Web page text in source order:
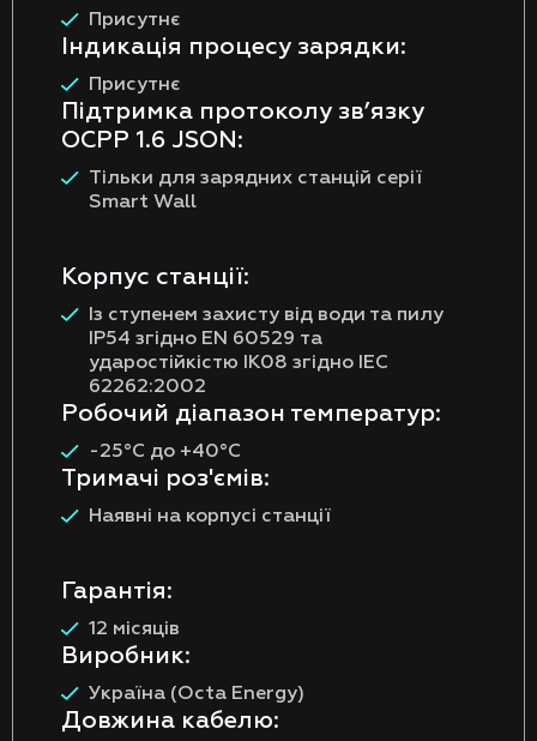
Присутнє
Індикація процесу зарядки:
Присутнє
Підтримка протоколу зв’язку
OCPP 1.6 JSON:
Тільки для зарядних станцій серії
Smart Wall
Корпус станції:
Із ступенем захисту від води та пилу
IP54 згідно EN 60529 та
ударостійкістю IK08 згідно IEC
62262:2002
Робочий діапазон температур:
-25°C до +40°C
Тримачі роз'ємів:
Наявні на корпусі станції
Гарантія:
12 місяців
Виробник:
Україна (Octa Energy)
Довжина кабелю: